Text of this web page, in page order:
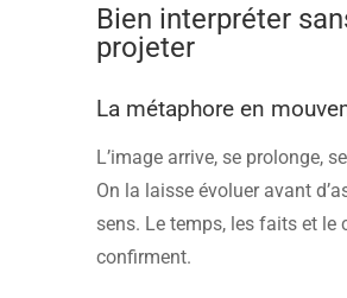
Bien interpréter
projeter
La métaphore en
L’image arrive, se prolonge,
On la laisse évoluer avant
sens. Le temps, les faits et le
confirment.